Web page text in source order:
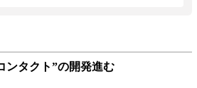
ンタクト”の開発進む